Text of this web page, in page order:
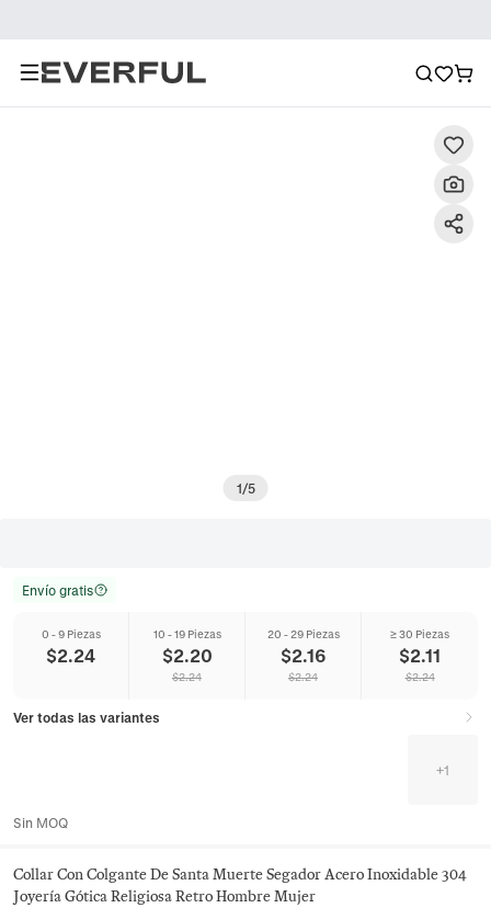
1/5
Envío gratis
0 - 9 Piezas
$2.24
10 - 19 Piezas
$2.20
$2.24
20 - 29 Piezas
$2.16
$2.24
≥ 30 Piezas
$2.11
$2.24
Ver todas las variantes
+1
Sin MOQ
Collar Con Colgante De Santa Muerte Segador Acero Inoxidable 304
Joyería Gótica Religiosa Retro Hombre Mujer